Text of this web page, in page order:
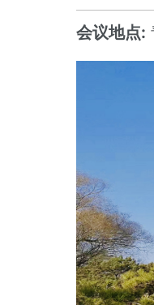
会议地点: